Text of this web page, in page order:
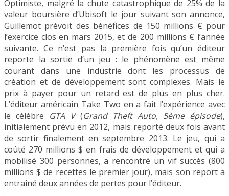
Optimiste, malgré la chute catastrophique de 25% de la
valeur boursière d’Ubisoft le jour suivant son annonce,
Guillemot prévoit des bénéfices de 150 millions € pour
l’exercice clos en mars 2015, et de 200 millions € l’année
suivante. Ce n’est pas la première fois qu’un éditeur
reporte la sortie d’un jeu : le phénomène est même
courant dans une industrie dont les processus de
création et de développement sont complexes. Mais le
prix à payer pour un retard est de plus en plus cher.
L’éditeur américain Take Two en a fait l’expérience avec
le célèbre GTA V(Grand Theft Auto, 5ème épisode),
initialement prévu en 2012, mais reporté deux fois avant
de sortir finalement en septembre 2013. Le jeu, qui a
coûté 270 millions $ en frais de développement et qui a
mobilisé 300 personnes, a rencontré un vif succès (800
millions $ de recettes le premier jour), mais son report a
entraîné deux années de pertes pour l’éditeur.